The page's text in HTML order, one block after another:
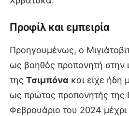
Προφίλ και εμπειρία
Προηγουμένως, ο
ως βοηθός προπονητή στην
της Τσιμπόνα και είχε ήδη
ως πρώτος προπονητής της
Φεβρουάριο του 2024 μέχρι